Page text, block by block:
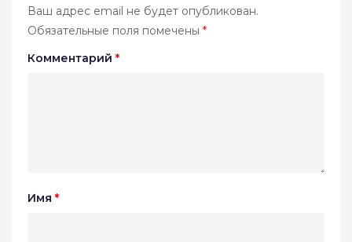
Ваш адрес email не будет опубликован.
Обязательные поля помечены *
Комментарий *
Имя *